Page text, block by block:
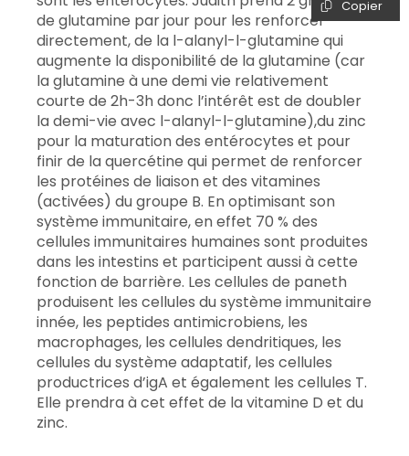
de glutamine par jour pour les renforcer
directement, de la l-alanyl-l-glutamine qui
augmente la disponibilité de la glutamine (car
la glutamine à une demi vie relativement
courte de 2h-3h donc l’intérêt est de doubler
la demi-vie avec l-alanyl-l-glutamine),du zinc
pour la maturation des entérocytes et pour
finir de la quercétine qui permet de renforcer
les protéines de liaison et des vitamines
(activées) du groupe B. En optimisant son
système immunitaire, en effet 70 % des
cellules immunitaires humaines sont produites
dans les intestins et participent aussi à cette
fonction de barrière. Les cellules de paneth
produisent les cellules du système immunitaire
innée, les peptides antimicrobiens, les
macrophages, les cellules dendritiques, les
cellules du système adaptatif, les cellules
productrices d’igA et également les cellules T.
Elle prendra à cet effet de la vitamine D et du
zinc.
Copier